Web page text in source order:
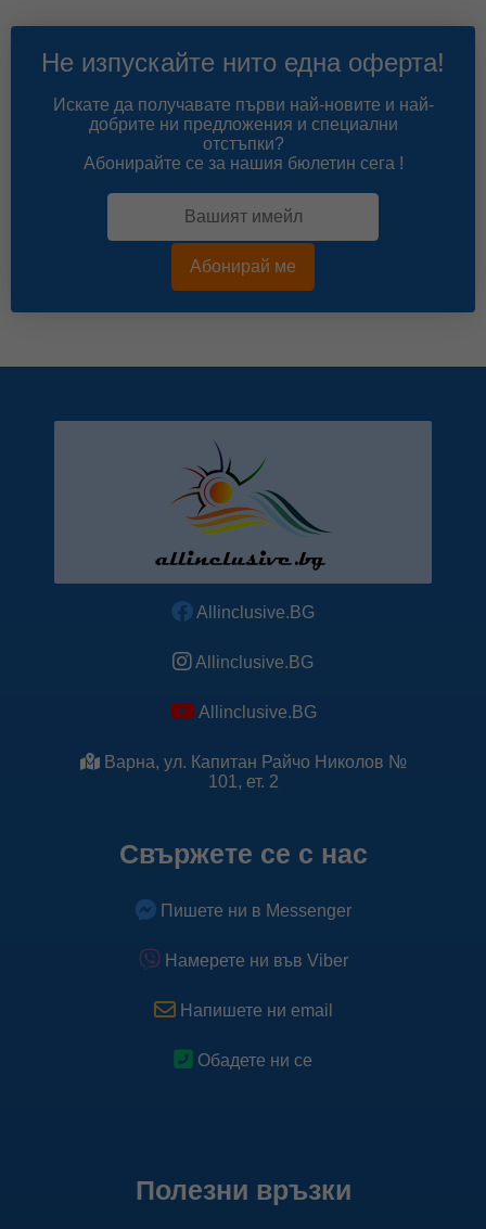
Не изпускайте нито една оферта!
Искате да получавате първи най-новите и най-
добрите ни предложения и специални
отстъпки?
Абонирайте се за нашия бюлетин сега !
Абонирай ме
Allinclusive.BG
Allinclusive.BG
Allinclusive.BG
Варна, ул. Капитан Райчо Николов №
101, ет. 2
Свържете се с нас
Пишете ни в Messenger
Намерете ни във Viber
Напишете ни email
Обадете ни се
Полезни връзки